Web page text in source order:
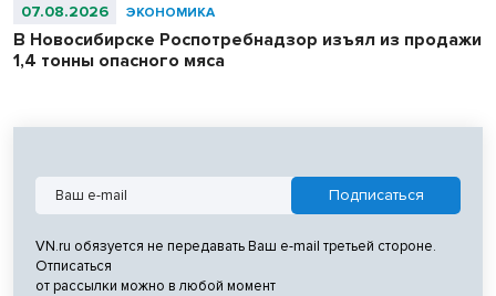
07.08.2026 ЭКОНОМИКА
В Новосибирске Роспотребнадзор изъял из продажи
1,4 тонны опасного мяса
VN.ru обязуется не передавать Ваш e-mail третьей стороне.
Отписаться
от рассылки можно в любой момент